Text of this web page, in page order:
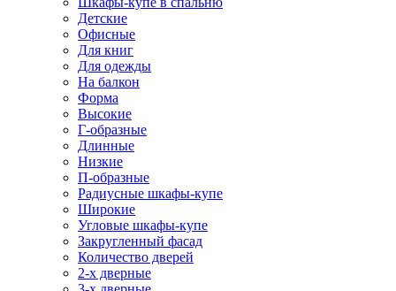
Детские
Офисные
Для книг
Для одежды
На балкон
Форма
Высокие
Г-образные
Длинные
Низкие
П-образные
Радиусные шкафы-купе
Широкие
Угловые шкафы-купе
Закругленный фасад
Количество дверей
2-х дверные